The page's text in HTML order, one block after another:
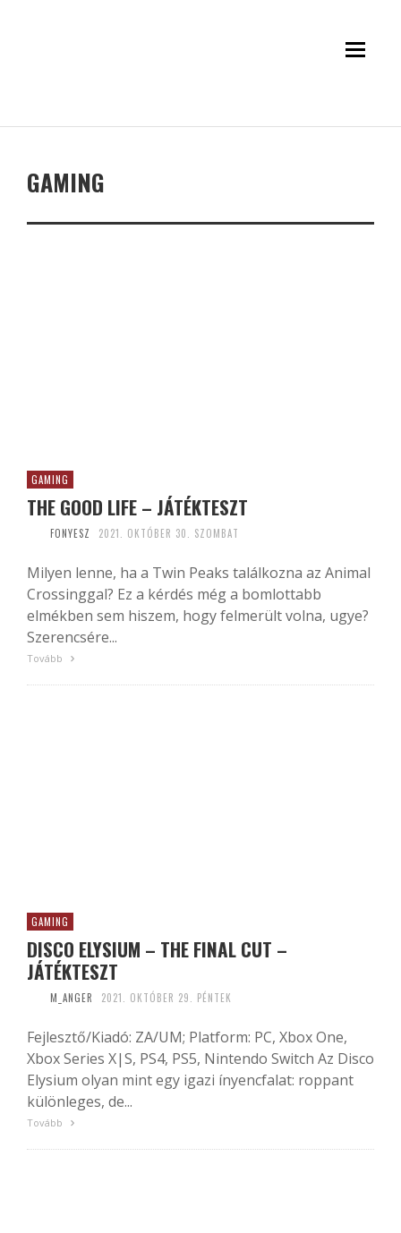
GAMING
GAMING
THE GOOD LIFE – JÁTÉKTESZT
FONYESZ 2021. OKTÓBER 30. SZOMBAT
Milyen lenne, ha a Twin Peaks találkozna az Animal
Crossinggal? Ez a kérdés még a bomlottabb
elmékben sem hiszem, hogy felmerült volna, ugye?
Szerencsére...
Tovább
GAMING
DISCO ELYSIUM – THE FINAL CUT –
JÁTÉKTESZT
M_ANGER 2021. OKTÓBER 29. PÉNTEK
Fejlesztő/Kiadó: ZA/UM; Platform: PC, Xbox One,
Xbox Series X|S, PS4, PS5, Nintendo Switch Az Disco
Elysium olyan mint egy igazi ínyencfalat: roppant
különleges, de...
Tovább